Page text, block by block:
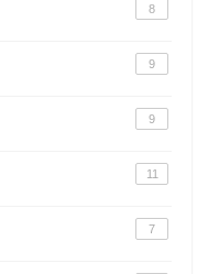
8
9
9
11
7